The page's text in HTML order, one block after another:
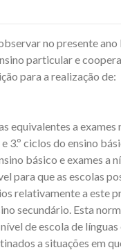
no presente
particular e
para a realização de:
equivalentes a exames
3.º ciclos do ensino
básico e exames a
para que as escolas
relativamente a este
secundário. Esta
de escola de
a situações em